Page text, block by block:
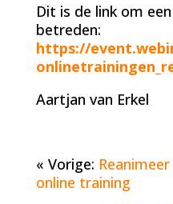
Dit is de link om
betreden:
https://
Aartjan van Erkel
« Vorige:
online training